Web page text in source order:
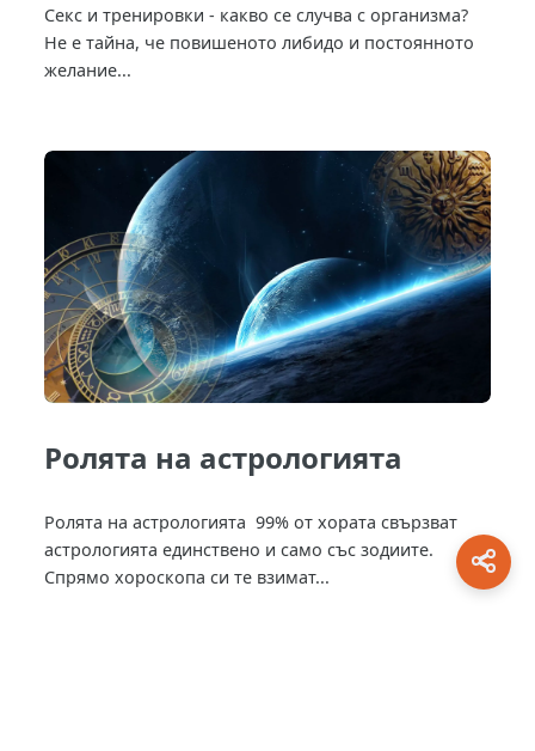
Секс и тренировки - какво се случва с организма?
Не е тайна, че повишеното либидо и постоянното
желание...
Ролята на астрологията
Ролята на астрологията 99% от хората свързват
астрологията единствено и само със зодиите.
Спрямо хороскопа си те взимат...